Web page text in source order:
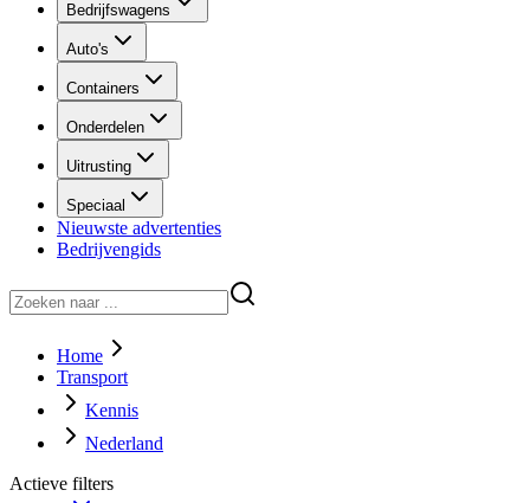
Bedrijfswagens
Auto's
Containers
Onderdelen
Uitrusting
Speciaal
Nieuwste advertenties
Bedrijvengids
Home
Transport
Kennis
Nederland
Actieve filters